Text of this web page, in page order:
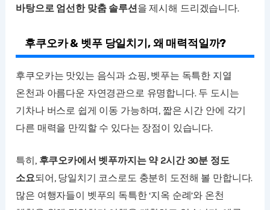
바탕으로 엄선한 맞춤 솔루션을 제시해 드리겠습니다.
후쿠오카 & 벳푸 당일치기, 왜 매력적일까?
후쿠오카는 맛있는 음식과 쇼핑, 벳푸는 독특한 지열
온천과 아름다운 자연경관으로 유명합니다. 두 도시는
기차나 버스로 쉽게 이동 가능하며, 짧은 시간 안에 각기
다른 매력을 만끽할 수 있다는 장점이 있습니다.
특히, 후쿠오카에서 벳푸까지는 약 2시간 30분 정도
소요되어, 당일치기 코스로도 충분히 도전해 볼 만합니다.
많은 여행자들이 벳푸의 독특한 ‘지옥 순례’와 온천